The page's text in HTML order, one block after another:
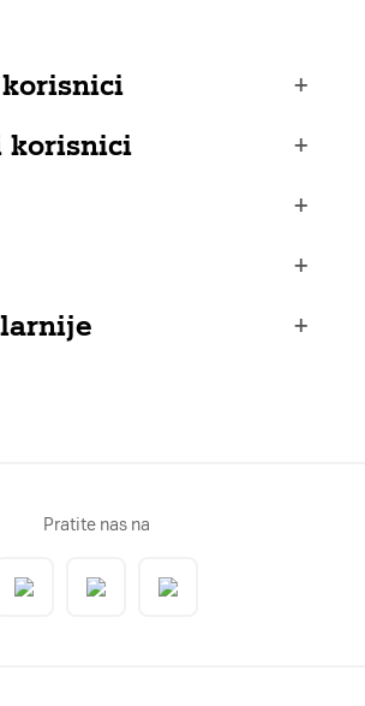
+
korisnici
+
+
+
+
Pratite nas na